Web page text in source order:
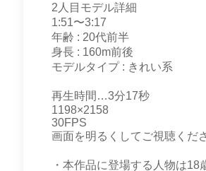
2人目モデル詳細
1:51〜3:17
年齢 : 20代前半
身長 : 160m前後
モデルタイプ : きれい系
再生時間…3分17秒
1198×2158
30FPS
画面を明るくしてご視聴くだ
・本作品に登場する人物は18